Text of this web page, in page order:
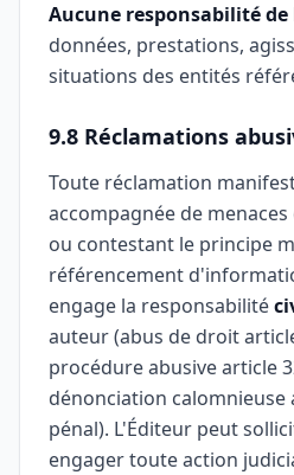
Aucune responsabilité
données, prestations,
situations des entités
9.8 Réclamations
Toute réclamation
accompagnée de
ou contestant le principe
référencement
engage la responsabilité
auteur (abus de droit
procédure abusive article
dénonciation calomnieuse
pénal). L'Éditeur peut
engager toute action